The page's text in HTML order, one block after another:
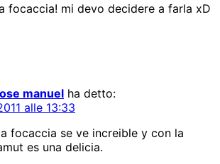
focaccia! mi devo decidere a farla xD
manuel ha detto:
alle 13:33
focaccia se ve increible y con la
es una delicia.